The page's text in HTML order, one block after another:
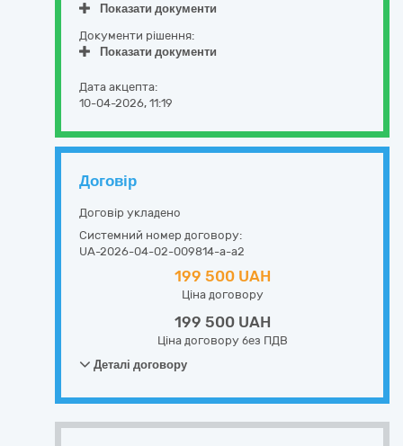
Показати документи
Документи рішення:
Показати документи
Дата акцепта:
10-04-2026, 11:19
Договір
Договір укладено
Системний номер договору:
UA-2026-04-02-009814-a-a2
199 500 UAH
Ціна договору
199 500 UAH
Ціна договору без ПДВ
Деталі договору